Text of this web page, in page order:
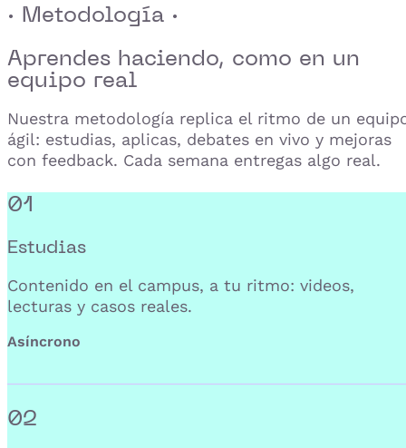
· Metodología ·
Aprendes haciendo, como en un
equipo real
Nuestra metodología replica el ritmo de un
ágil: estudias, aplicas, debates en vivo y mejoras
con feedback. Cada semana entregas algo real.
01
Estudias
Contenido en el campus, a tu ritmo: videos,
lecturas y casos reales.
Asíncrono
02